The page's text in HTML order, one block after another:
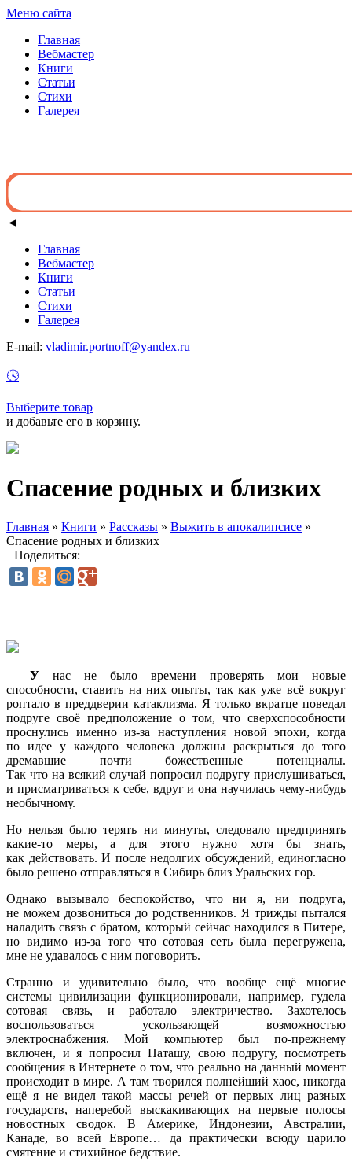
Меню сайта
Главная
Вебмастер
Книги
Статьи
Стихи
Галерея
◄
Главная
Вебмастер
Книги
Статьи
Стихи
Галерея
E-mail: vladimir.portnoff@yandex.ru
🕓
Выберите товар
и добавьте его в корзину.
Спасение родных и близких
Главная » Книги » Рассказы » Выжить в апокалипсисе »
Спасение родных и близких
Поделиться:
У нас не было времени проверять мои новые
способности, ставить на них опыты, так как уже всё вокруг
роптало в преддверии катаклизма. Я только вкратце поведал
подруге своё предположение о том, что сверхспособности
проснулись именно из-за наступления новой эпохи, когда
по идее у каждого человека должны раскрыться до того
дремавшие почти божественные потенциалы.
Так что на всякий случай попросил подругу прислушиваться,
и присматриваться к себе, вдруг и она научилась чему-нибудь
необычному.
Но нельзя было терять ни минуты, следовало предпринять
какие-то меры, а для этого нужно хотя бы знать,
как действовать. И после недолгих обсуждений, единогласно
было решено отправляться в Сибирь близ Уральских гор.
Однако вызывало беспокойство, что ни я, ни подруга,
не можем дозвониться до родственников. Я трижды пытался
наладить связь с братом, который сейчас находился в Питере,
но видимо из-за того что сотовая сеть была перегружена,
мне не удавалось с ним поговорить.
Странно и удивительно было, что вообще ещё многие
системы цивилизации функционировали, например, гудела
сотовая связь, и работало электричество. Захотелось
воспользоваться ускользающей возможностью
электроснабжения. Мой компьютер был по-прежнему
включен, и я попросил Наташу, свою подругу, посмотреть
сообщения в Интернете о том, что реально на данный момент
происходит в мире. А там творился полнейший хаос, никогда
ещё я не видел такой массы речей от первых лиц разных
государств, наперебой выскакивающих на первые полосы
новостных сводок. В Америке, Индонезии, Австралии,
Канаде, во всей Европе… да практически всюду царило
смятение и стихийное бедствие.